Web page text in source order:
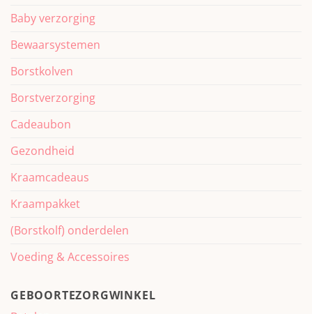
Baby verzorging
Bewaarsystemen
Borstkolven
Borstverzorging
Cadeaubon
Gezondheid
Kraamcadeaus
Kraampakket
(Borstkolf) onderdelen
Voeding & Accessoires
GEBOORTEZORGWINKEL